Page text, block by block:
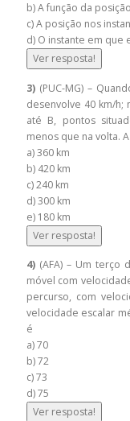
b) A função da
c) A posição nos
d) O instante em que
Ver resposta!
3) (PUC-MG) –
desenvolve 40 km/h;
até B, pontos
menos que na volta.
a) 360 km
b) 420 km
c) 240 km
d) 300 km
e) 180 km
Ver resposta!
4) (AFA) – Um
móvel com
percurso, com
velocidade escalar
é
a) 70
b) 72
c) 73
d) 75
Ver resposta!